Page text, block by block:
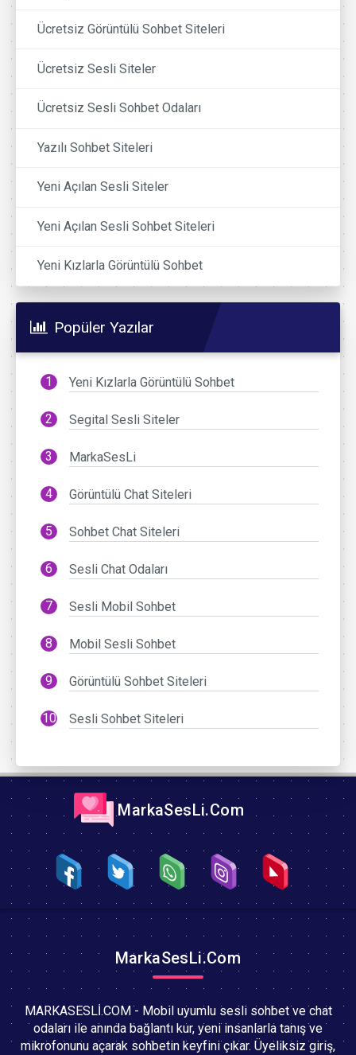
Ücretsiz Görüntülü Sohbet Siteleri
Ücretsiz Sesli Siteler
Ücretsiz Sesli Sohbet Odaları
Yazılı Sohbet Siteleri
Yeni Açılan Sesli Siteler
Yeni Açılan Sesli Sohbet Siteleri
Yeni Kızlarla Görüntülü Sohbet
Popüler Yazılar
Yeni Kızlarla Görüntülü Sohbet
Segital Sesli Siteler
MarkaSesLi
Görüntülü Chat Siteleri
Sohbet Chat Siteleri
Sesli Chat Odaları
Sesli Mobil Sohbet
Mobil Sesli Sohbet
Görüntülü Sohbet Siteleri
Sesli Sohbet Siteleri
MarkaSesLi.Com
MarkaSesLi.Com
MARKASESLİ.COM - Mobil uyumlu sesli sohbet ve chat
odaları ile anında bağlantı kur, yeni insanlarla tanış ve
mikrofonunu açarak sohbetin keyfini çıkar. Üyeliksiz giriş,